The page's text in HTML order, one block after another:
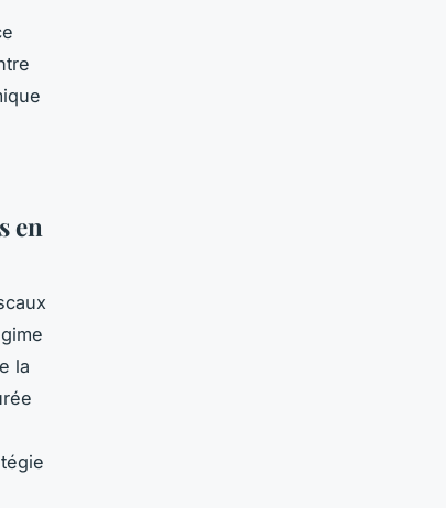
en
la